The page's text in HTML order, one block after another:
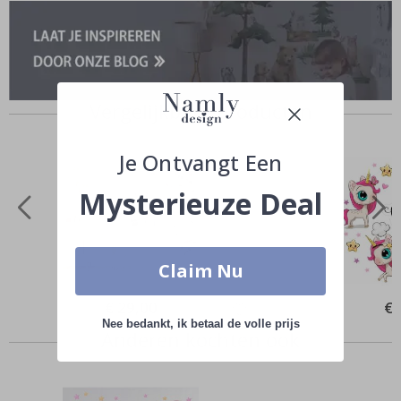
Vergelijkbare producten
Price €
Anderen kochten ook
Je Ontvangt Een
Mysterieuze Deal
Claim Nu
Nee bedankt, ik betaal de volle prijs